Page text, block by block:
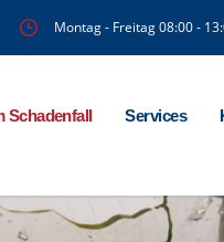
Montag - Freitag 08:00 -
Schadenfall Services